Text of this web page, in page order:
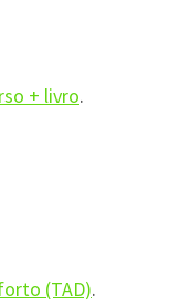
+ livro.
(TAD).